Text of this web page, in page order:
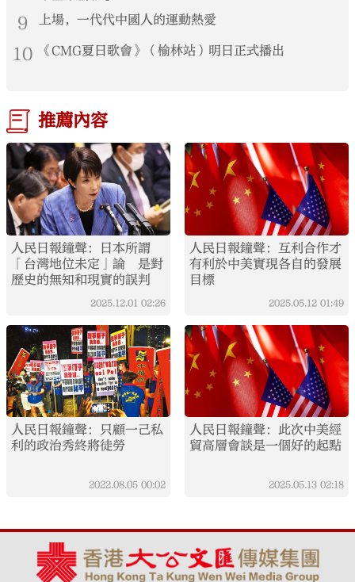
9 上場，一代代中國人的運動熱愛
10 《CMG夏日歌會》（榆林站）明日正式播出
推薦內容
人民日報鐘聲：日本所謂
「台灣地位未定」論 是對
歷史的無知和現實的誤判
2025.12.01 02:26
人民日報鐘聲：互利合作才
有利於中美實現各自的發展
目標
2025.05.12 01:49
人民日報鐘聲：只顧一己私
利的政治秀終將徒勞
2022.08.05 00:02
人民日報鐘聲：此次中美經
貿高層會談是一個好的起點
2025.05.13 02:18